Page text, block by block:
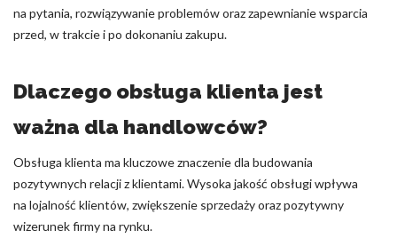
na pytania, rozwiązywanie problemów oraz zapewnianie wsparcia
przed, w trakcie i po dokonaniu zakupu.
Dlaczego obsługa klienta jest
ważna dla handlowców?
Obsługa klienta ma kluczowe znaczenie dla budowania
pozytywnych relacji z klientami. Wysoka jakość obsługi wpływa
na lojalność klientów, zwiększenie sprzedaży oraz pozytywny
wizerunek firmy na rynku.